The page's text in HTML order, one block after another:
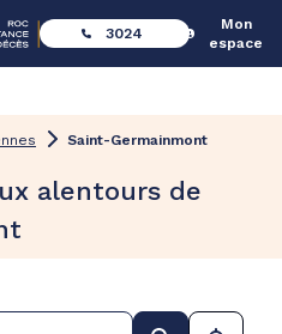
3024
Mon
espace
Saint-Germainmont
alentours de